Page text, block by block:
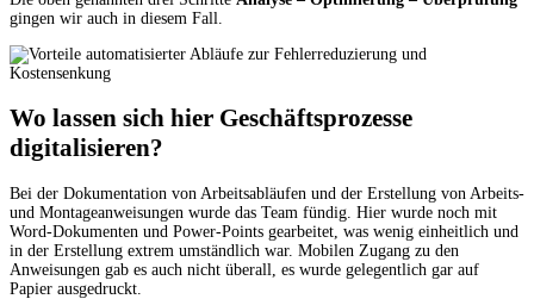
gingen wir auch in diesem Fall.
Wo lassen sich hier Geschäftsprozesse
digitalisieren?
Bei der Dokumentation von Arbeitsabläufen und der Erstellung von Arbeits-
und Montageanweisungen wurde das Team fündig. Hier wurde noch mit
Word-Dokumenten und Power-Points gearbeitet, was wenig einheitlich und
in der Erstellung extrem umständlich war. Mobilen Zugang zu den
Anweisungen gab es auch nicht überall, es wurde gelegentlich gar auf
Papier ausgedruckt.